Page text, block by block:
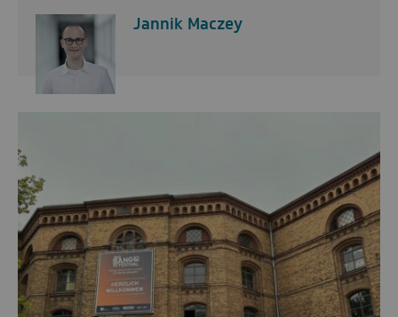
Jannik Maczey